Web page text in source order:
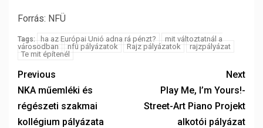
Forrás: NFÜ
Tags: ha az Európai Unió adna rá pénzt?
mit változtatnál a
városodban
nfü pályázatok Rajz pályázatok
rajzpályázat
Te mit építenél
Previous
NKA műemléki és
régészeti szakmai
kollégium pályázata
Next
Play Me, I’m Yours!-
Street-Art Piano Projekt
alkotói pályázat